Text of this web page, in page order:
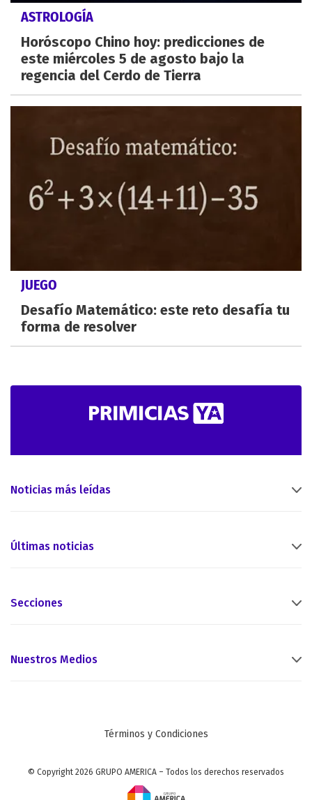
ASTROLOGÍA
Horóscopo Chino hoy: predicciones de
este miércoles 5 de agosto bajo la
regencia del Cerdo de Tierra
JUEGO
Desafío Matemático: este reto desafía tu
forma de resolver
Noticias más leídas
Últimas noticias
Secciones
Nuestros Medios
Términos y Condiciones
© Copyright 2026 GRUPO AMERICA – Todos los derechos reservados